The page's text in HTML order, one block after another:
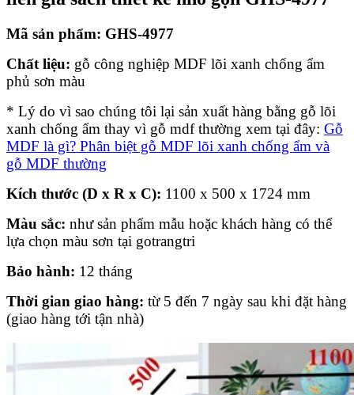
Mã sản phẩm: GHS-4977
Chất liệu: gỗ công nghiệp MDF lõi xanh chống ẩm
phủ sơn màu
* Lý do vì sao chúng tôi lại sản xuất hàng bằng gỗ lõi
xanh chống ẩm thay vì gỗ mdf thường xem tại đây: Gỗ
MDF là gì? Phân biệt gỗ MDF lõi xanh chống ẩm và
gỗ MDF thường
Kích thước (D x R x C): 1100 x 500 x 1724 mm
Màu sắc: như sản phẩm mẫu hoặc khách hàng có thể
lựa chọn màu sơn tại gotrangtri
Bảo hành: 12 tháng
Thời gian giao hàng: từ 5 đến 7 ngày sau khi đặt hàng
(giao hàng tới tận nhà)